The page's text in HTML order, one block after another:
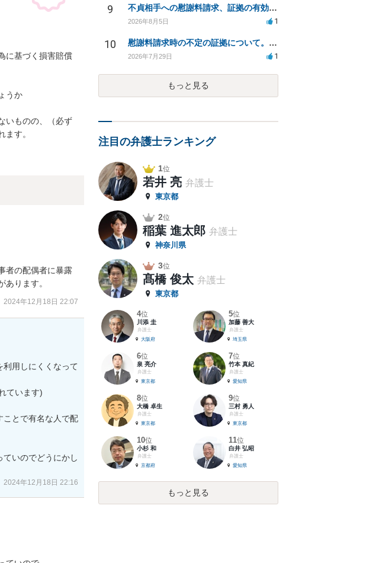
に基づく損害賠償
うか
いものの、（必ず
す。
者の配偶者に暴露
ります。
2024年12月18日 22:07
利用しにくくなって
ています)
ことで有名な人で配
いのでどうにかし
2024年12月18日 22:16
9 不貞相手への慰謝料請求、証拠の有効性と対応方法は？
2026年8月5日 1
10 慰謝料請求時の不定の証拠について。効力があるのか知りたい。
2026年7月29日 1
もっと見る
注目の弁護士ランキング
1位
若井 亮 弁護士
東京都
2位
稲葉 進太郎 弁護士
神奈川県
3位
髙橋 俊太 弁護士
東京都
4位
川添 圭
弁護士
大阪府
5位
加藤 善大
弁護士
埼玉県
6位
泉 亮介
弁護士
東京都
7位
竹本 真紀
弁護士
愛知県
8位
大橋 卓生
弁護士
東京都
9位
三村 勇人
弁護士
東京都
10位
小杉 和
弁護士
京都府
11位
白井 弘昭
弁護士
愛知県
もっと見る